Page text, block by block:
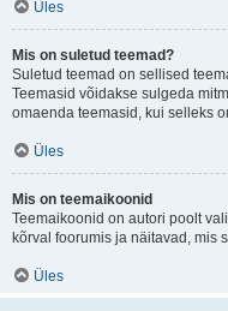
Üles
Mis on suletud teemad?
Suletud teemad on sellised
Teemasid võidakse sulgeda
omaenda teemasid, kui selleks
Üles
Mis on teemaikoonid
Teemaikoonid on autori poolt
kõrval foorumis ja näitavad, mis
Üles